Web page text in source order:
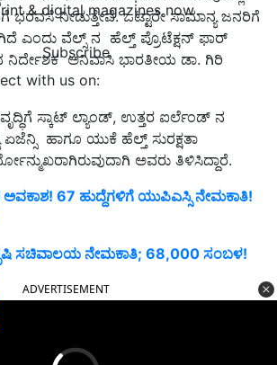
& digital magazines now
Subscribe
with us on:
ಭರವಸೆ ನೀಡುತ್ತೇವೆ. ಒಟ್ಟಾರೇ ಸಾಮಾನ್ಯ ಜನರಿಗೆ
ಎಂದು ವೆಲ್ಸ್ ನ ಹೆಲ್ತ್ ಪ್ರೊಟೆಕ್ಷನ್ ಫಾರ್
ನಿರ್ದೇಶಕ ಅನಿವಾಸಿ ಭಾರತೀಯ ಡಾ. ಗಿರಿ
ಸ್ಕಾಟ್ ಲ್ಯಾಂಡ್, ಉತ್ತರ ಐರ್ಲೆಂಡ್ ನ
ಹಾಗೂ ಯುಕೆ ಹೆಲ್ತ್ ಸುರಕ್ಷತಾ
ಅವರು ತಿಳಿಸಿದ್ದಾರೆ.
67 ಹುದ್ದೆಗಳಿಗೆ ಯುಪಿಎಸ್ಸಿ ನೇಮಕಾತಿ!
ಸಚಿವಾಲಯ ನೇಮಕಾತಿ; 68,000 ಸಂಬಳ!
ADVERTISEMENT